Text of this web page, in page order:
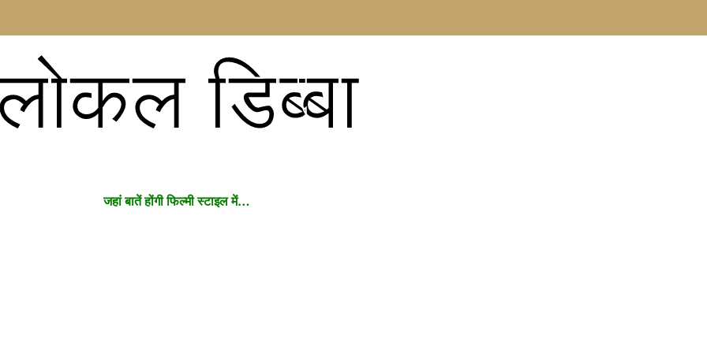
डिब्बा
जहां बातें होंगी फिल्मी स्टाइल में…